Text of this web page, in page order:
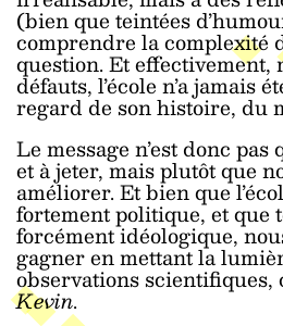
(bien que teintées
comprendre la complexité
question. Et effectivement,
défauts, l’école n’a jamais
regard de son histoire, du
Le message n’est donc
et à jeter, mais plutôt que
améliorer. Et bien que
fortement politique, et que
forcément idéologique,
gagner en mettant la
observations scientifiques,
Kevin.